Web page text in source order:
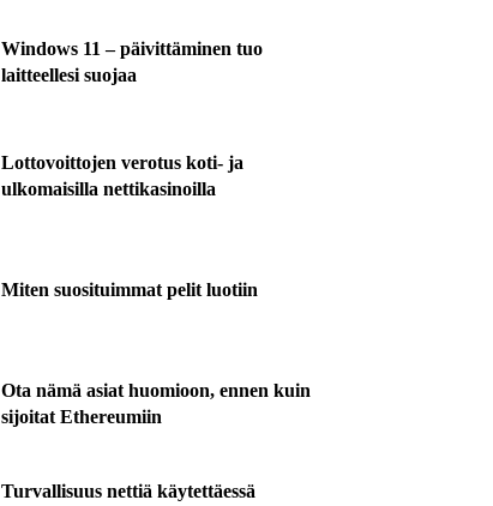
Windows 11 – päivittäminen tuo
laitteellesi suojaa
Lottovoittojen verotus koti- ja
ulkomaisilla nettikasinoilla
Miten suosituimmat pelit luotiin
Ota nämä asiat huomioon, ennen kuin
sijoitat Ethereumiin
Turvallisuus nettiä käytettäessä